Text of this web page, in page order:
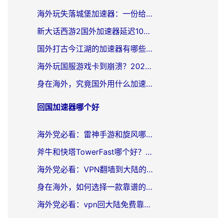
海外玩失落城堡加速器：一份给漂泊玩家的网络自救指南
新大话西游2国外加速器延迟100以下怎么办？海外党实测有效的低延迟指南
国外打古今江湖的加速器有哪些游戏？一个海外玩家的终极选择指南
海外玩国服游戏卡到崩溃？2026加速器免费推荐+实用指南（亲测有效）
身在海外，究竟国外用什么加速器打wow好？
回国加速器哪个好
海外党必看：雷神手游和旋风哪个好？3分钟选对回国加速器，无缝刷国内剧玩游戏
斧牛和快塔TowerFast哪个好？海外党如何选对回国加速器
海外党必看：VPN翻墙到大陆的实用指南——从看CCTV5到选加速器，一篇全搞定
身在海外，如何选择一款靠谱的加速国内网络的加速器？
海外党必看：vpn回大陆免费靠谱吗？3步选对加速器实现无缝刷国内资源